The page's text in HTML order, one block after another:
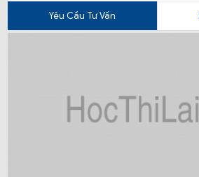
Yêu Cầu Tư Vấn